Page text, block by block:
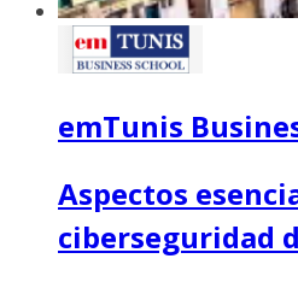
emTunis
Aspectos
ciberseguridad